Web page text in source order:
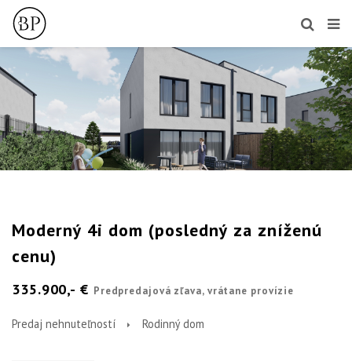
Moderný 4i dom (posledný za zníženú
cenu)
335.900,- € Predpredajová zľava, vrátane provízie
Predaj nehnuteľností Rodinný dom